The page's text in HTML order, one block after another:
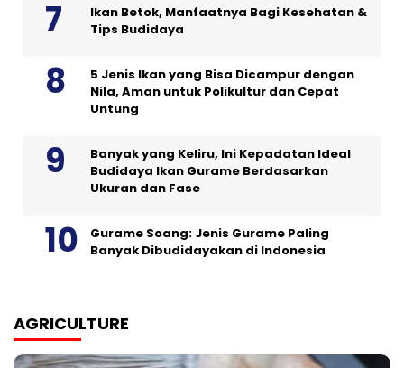
Ikan Betok, Manfaatnya Bagi Kesehatan &
Tips Budidaya
5 Jenis Ikan yang Bisa Dicampur dengan
Nila, Aman untuk Polikultur dan Cepat
Untung
Banyak yang Keliru, Ini Kepadatan Ideal
Budidaya Ikan Gurame Berdasarkan
Ukuran dan Fase
Gurame Soang: Jenis Gurame Paling
Banyak Dibudidayakan di Indonesia
AGRICULTURE